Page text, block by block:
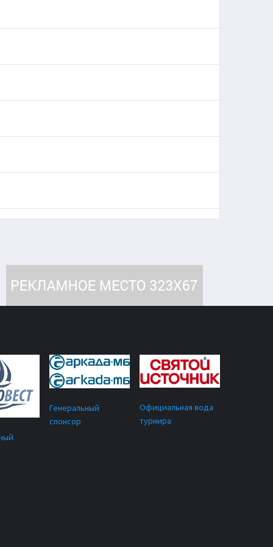
Генеральный
спонсор
Официальная вода
турнира